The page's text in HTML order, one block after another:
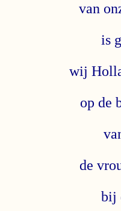
van
is
wij
op de
de
bij